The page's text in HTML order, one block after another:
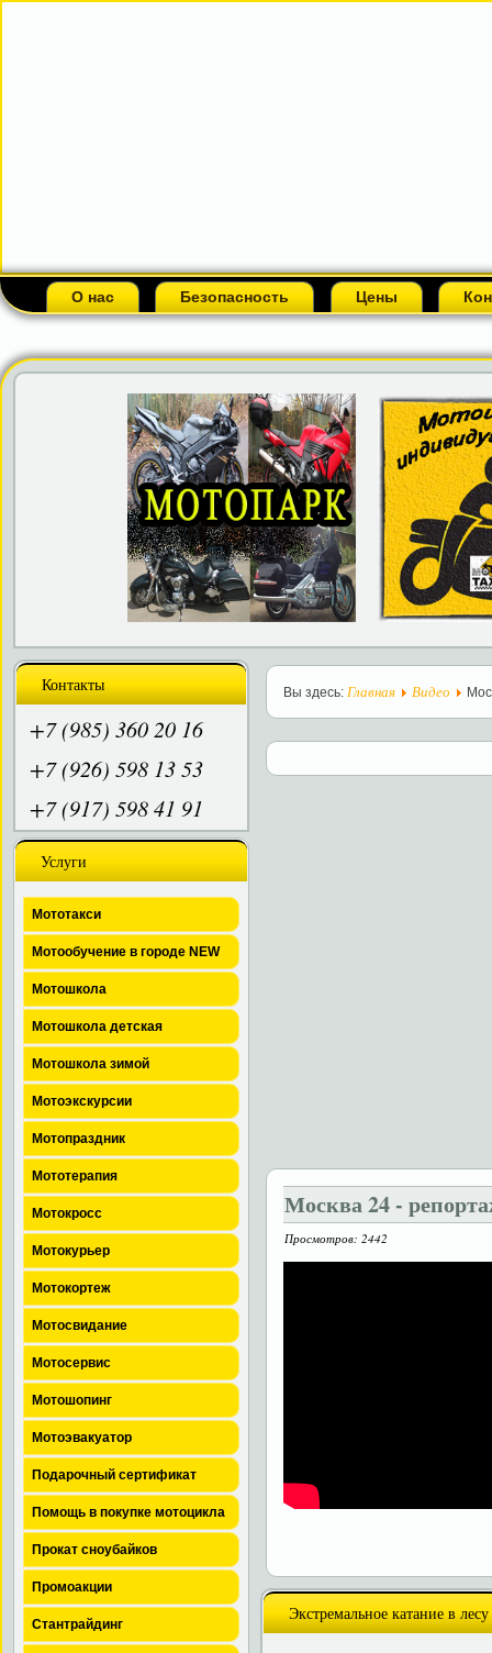
О нас Безопасность Цены
Контакты
+7 (985) 360 20 16
+7 (926) 598 13 53
+7 (917) 598 41 91
Услуги
Мототакси
Мотообучение в городе NEW
Мотошкола
Мотошкола детская
Мотошкола зимой
Мотоэкскурсии
Мотопраздник
Мототерапия
Мотокросс
Мотокурьер
Мотокортеж
Мотосвидание
Мотосервис
Мотошопинг
Мотоэвакуатор
Подарочный сертификат
Помощь в покупке мотоцикла
Прокат сноубайков
Промоакции
Стантрайдинг
Вы здесь: Главная Видео
Москва 24 -
Просмотров: 2442
Экстремальное катание в